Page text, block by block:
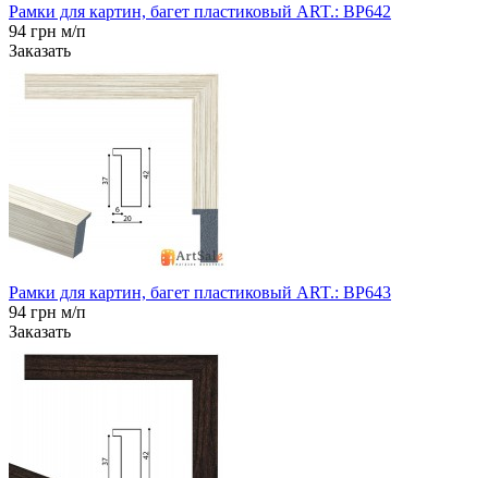
Рамки для картин, багет пластиковый ART.: BP642
94 грн м/п
Заказать
Рамки для картин, багет пластиковый ART.: BP643
94 грн м/п
Заказать